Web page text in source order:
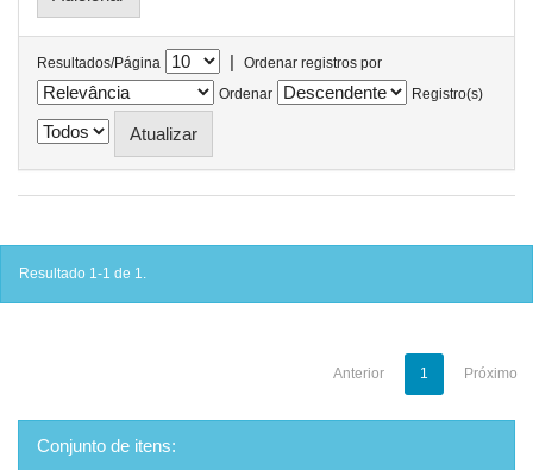
Resultados/Página |
Ordenar registros por
Ordenar
Registro(s)
Resultado 1-1 de 1.
Anterior 1 Próximo
Conjunto de itens: